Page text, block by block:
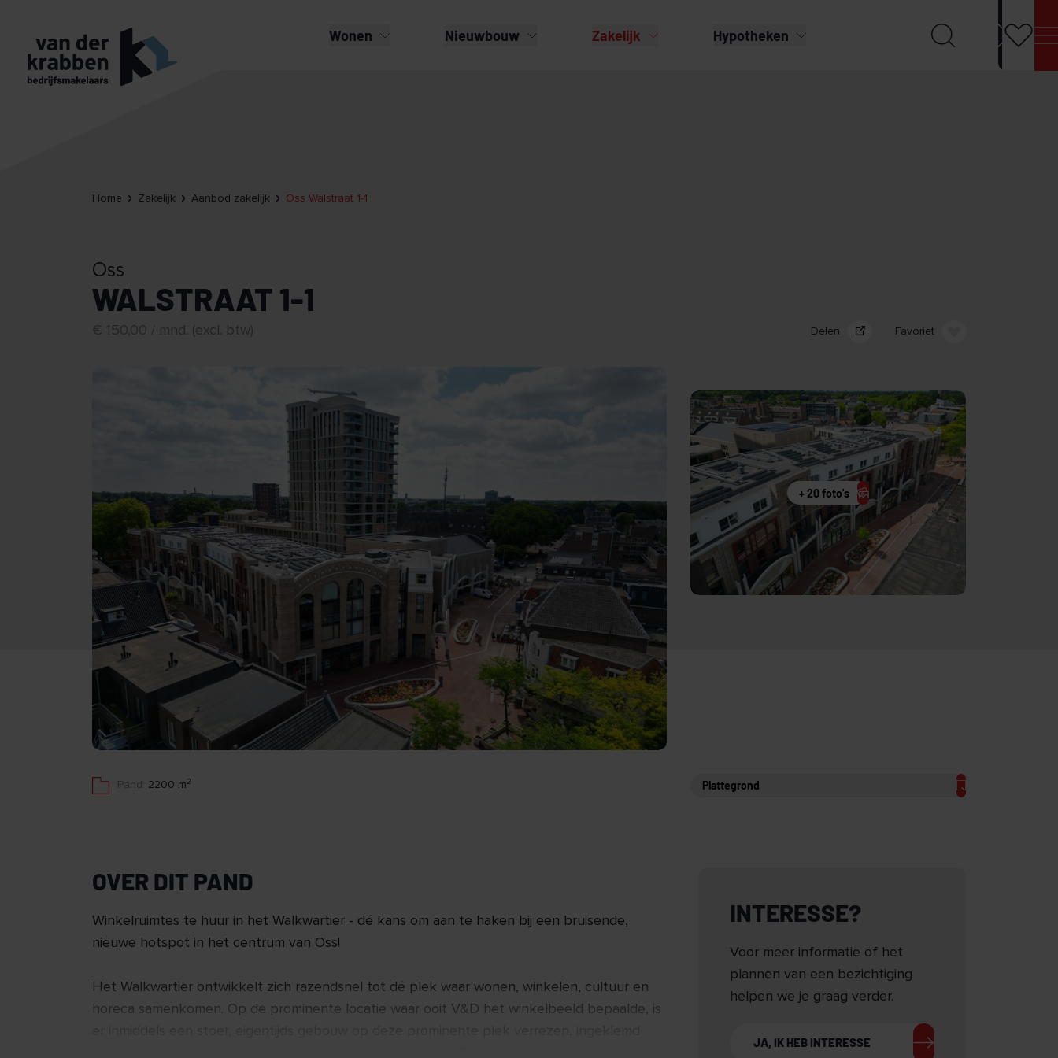
Wonen Nieuwbouw Zakelijk Hypotheken
Home Zakelijk Aanbod zakelijk Oss Walstraat 1-1
Oss
WALSTRAAT 1-1
€ 150,00 / mnd. (excl. btw) Delen Favoriet
+ 20 foto's
Pand: 2200 m 2 Plattegrond
OVER DIT PAND
Winkelruimtes te huur in het Walkwartier - dé kans om aan te haken bij een bruisende,
nieuwe hotspot in het centrum van Oss!
Het Walkwartier ontwikkelt zich razendsnel tot dé plek waar wonen, winkelen, cultuur en
horeca samenkomen. Op de prominente locatie waar ooit V&D het winkelbeeld bepaalde, is
INTERESSE?
Voor meer informatie of het
plannen van een bezichtiging
helpen we je graag verder.
JA, IK HEB INTERESSE